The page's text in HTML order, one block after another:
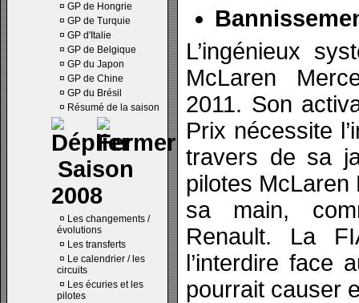
¤ GP de Hongrie
¤ GP de Turquie
¤ GP d'Italie
¤ GP de Belgique
¤ GP du Japon
¤ GP de Chine
¤ GP du Brésil
¤ Résumé de la saison
Saison
2008
¤ Les changements /
évolutions
¤ Les transferts
¤ Le calendrier / les
circuits
¤ Les écuries et les
pilotes
L’ingénieux
McLaren
2011. Son
Prix nécessite
travers de sa
pilotes McLaren
sa main,
Renault. La
l’interdire face
pourrait causer